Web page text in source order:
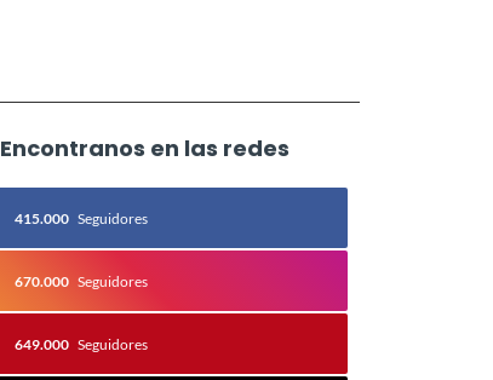
Encontranos en las redes
415.000 Seguidores
670.000 Seguidores
649.000 Seguidores